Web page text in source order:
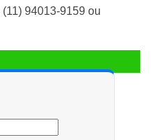
(11) 94013-9159 ou